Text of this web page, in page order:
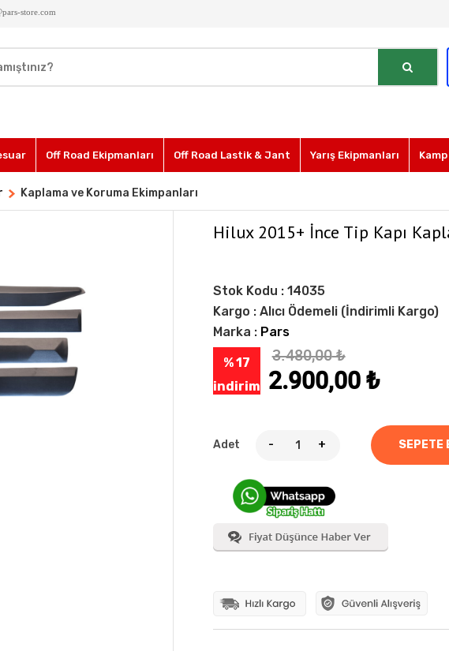
store.com
Off Road Ekipmanları Off Road Lastik & Jant Yarış Ekipmanları
Kaplama ve Koruma Ekimpanları
Hilux 2015+ İnce Tip Kapı
Stok Kodu : 14035
Kargo : Alıcı Ödemeli (İndirimli Kargo)
Marka : Pars
% 17
indirim
3.480,00₺
2.900,00₺
Adet +
-